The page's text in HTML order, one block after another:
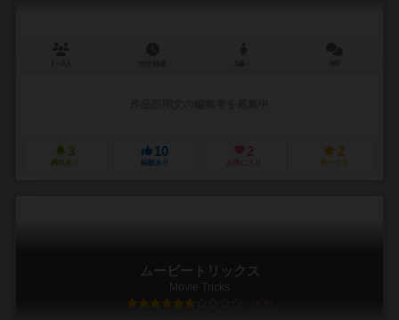
3
興味あり
10
経験あり
2
お気に入り
2
持ってる
ムービートリックス
Movie Tricks
6.0